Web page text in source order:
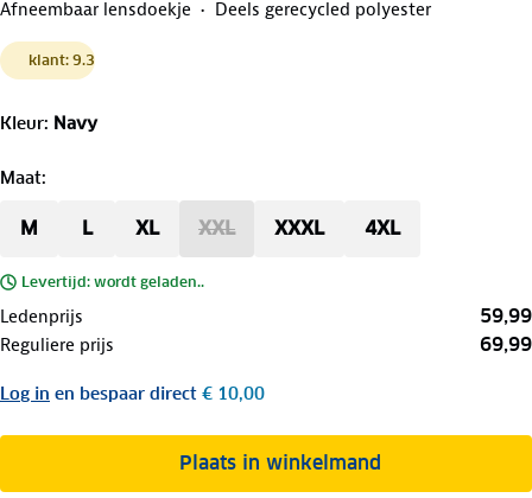
Afneembaar lensdoekje
Deels gerecycled polyester
klant: 9.3
Kleur: Navy
Maat:
M L XL XXL XXXL 4XL
Levertijd: wordt geladen..
Ledenprijs 59,99
Reguliere prijs 69,99
Log in en bespaar direct € 10,00
Plaats in winkelmand